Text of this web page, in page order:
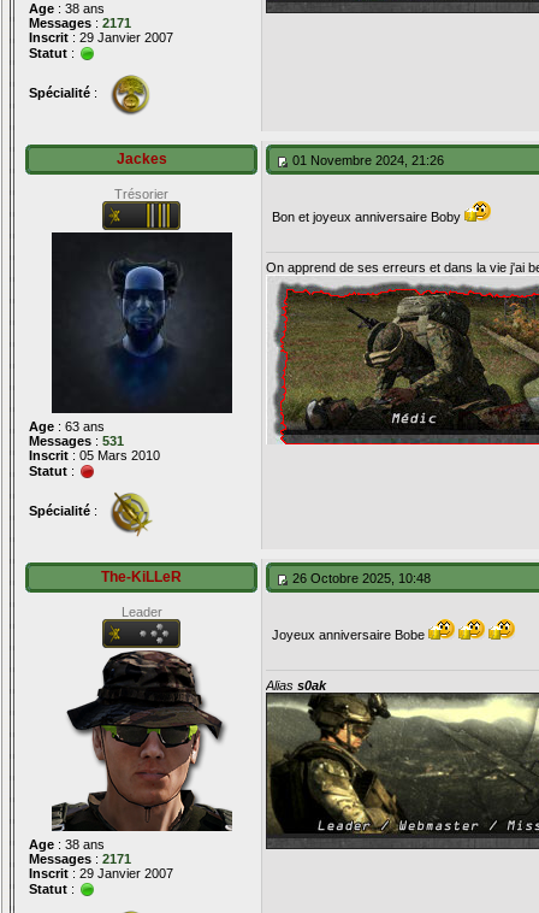
Age : 38 ans
Messages : 2171
Inscrit : 29 Janvier 2007
Statut :
Spécialité :
Jackes
Trésorier
Age : 63 ans
Messages : 531
Inscrit : 05 Mars 2010
Statut :
Spécialité :
01 Novembre 2024, 21:26
Bon et joyeux anniversaire Boby
On apprend de ses erreurs et dans la vie j'ai
The-KiLLeR
Leader
Age : 38 ans
Messages : 2171
Inscrit : 29 Janvier 2007
Statut :
26 Octobre 2025, 10:48
Joyeux anniversaire Bobe
Alias s0ak